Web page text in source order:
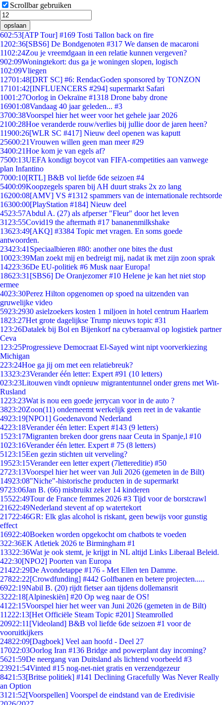
Scrollbar gebruiken
opslaan
602:53[ATP Tour] #169 Tosti Tallon back on fire
1202:36[SBS6] De Bondgenoten #317 We dansen de macaroni
1102:24Zou je vreemdgaan in een relatie kunnen vergeven?
902:09Woningtekort: dus ga je woningen slopen, logisch
102:09Vliegen
12701:48[DRT SC] #6: RendacGoden sponsored by TONZON
17101:42[INFLUENCERS #294] supermarkt Safari
1001:27Oorlog in Oekraïne #1318 Drone baby drone
16901:08Vandaag 40 jaar geleden... #3
3700:38Voorspel hier het weer voor het gehele jaar 2026
2100:28Hoe veranderde rouw/verlies bij jullie door de jaren heen?
11900:26[WLR SC #417] Nieuw deel openen was kaputt
25600:21Vrouwen willen geen man meer #29
3400:21Hoe kom je van egels af?
7500:13UEFA kondigt boycot van FIFA-competities aan vanwege
plan Infantino
7000:10[RTL] B&B vol liefde 6de seizoen #4
5400:09Koopzegels sparen bij AH duurt straks 2x zo lang
16200:08[AMV] VS #1312 spammers van de internationale rechtsorde
16300:00[PlayStation #184] Nieuw deel
4523:57Abdul A. (27) als afperser "Fleur" door het leven
31 23:55Covid19 the aftermath #17 bananenmilkshake
13623:49[AKQ] #3384 Topic met vragen. En soms goede
antwoorden.
23423:41 Speciaalbieren #80: another one bites the dust
10023:39Man zoekt mij en bedreigt mij, nadat ik met zijn zoon sprak
14223:36De EU-politiek #6 Musk naar Europa!
18623:31 [SBS6] De Oranjezomer #10 Helene je kan het niet stop
ermee
4023:30Perez Hilton opgenomen op spoed na uitzenden van
gruwelijke video
5923:2930 asielzoekers kosten 1 miljoen in hotel centrum Haarlem
1823:27Het grote dagelijkse Trump nieuws topic #31
1 23:26Datalek bij Bol en Bijenkorf na cyberaanval op logistiek partner
Ceva
1 23:25Progressieve Democraat El-Sayed wint nipt voorverkiezing
Michigan
223:24Hoe ga jij om met een relatiebreuk?
13323:23Verander één letter: Expert #91 (10 letters)
023:23Litouwen vindt opnieuw migrantentunnel onder grens met Wit-
Rusland
1223:23Wat is nou een goede jerrycan voor in de auto ?
3823:20Zoon(11) onderneemt werkelijk geen reet in de vakantie
4923:19[NPO1] Goedenavond Nederland
4223:18Verander één letter: Expert #143 (9 letters)
1523:17Migranten breken door grens naar Ceuta in Spanje,l #10
1023:16Verander één letter. Expert # 75 (8 letters)
51 23:15Een gezin stichten uit verveling?
19523:15Verander een letter expert (7lettereditie) #50
2723:13Voorspel hier het weer van Juli 2026 (gemeten in de Bilt)
14923:08"Niche"-historische producten in de supermarkt
9723:06Jan B. (66) misbruikt zeker 14 kinderen
15522:49Tour de France femmes 2026 #3 Tijd voor de borstcrawl
21622:49Nederland stevent af op watertekort
21722:46GR: Elk glas alcohol is riskant, geen bewijs voor gunstig
effect
16922:40Boeken worden opgekocht om chatbots te voeden
322:36EK Atletiek 2026 te Birmingham #1
13322:36Wat je ook stemt, je krijgt in NL altijd Links Liberaal Beleid.
422:30[NPO2] Poorten van Europa
21422:29De Avondetappe #176 - Met Ellen ten Damme.
27822:22[Crowdfunding] #442 Golfbanen en betere projecten.....
6922:19Nabil B. (20) rijdt fietser aan tijdens dollemansrit
3222:18[Alpineskiën] #20 Op weg naar de OS!
41 22:15Voorspel hier het weer van Juni 2026 (gemeten in de Bilt)
11222:13[Het Officiële Steam Topic #201] Steamrolled
20922:11 [Videoland] B&B vol liefde 6de seizoen #1 voor de
vooruitkijkers
24822:09[Dagboek] Veel aan hoofd - Deel 27
17022:03Oorlog Iran #136 Bridge and powerplant day incoming?
5621:59De neergang van Duitsland als lichtend voorbeeld #3
23921:54Vinted #15 nog-net-niet gratis en verzendgezeur
8421:53[Britse politiek] #141 Declining Gracefully Was Never Really
an Option
31 21:52[Voorspellen] Voorspel de eindstand van de Eredivisie